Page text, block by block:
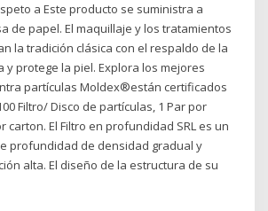
a Este producto se suministra a
de papel. El maquillaje y los tratamientos
la tradición clásica con el respaldo de la
y protege la piel. Explora los mejores
partículas Moldex®están certificados
Filtro/ Disco de partículas, 1 Par por
carton. El Filtro en profundidad SRL es un
profundidad de densidad gradual y
alta. El diseño de la estructura de su